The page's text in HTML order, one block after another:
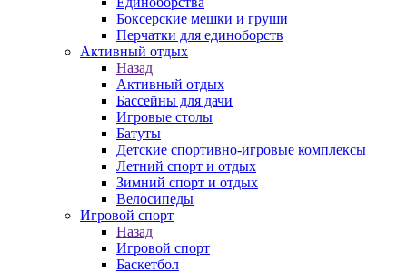
Боксерские мешки и груши
Перчатки для единоборств
Активный отдых
Назад
Активный отдых
Бассейны для дачи
Игровые столы
Батуты
Детские спортивно-игровые комплексы
Летний спорт и отдых
Зимний спорт и отдых
Велосипеды
Игровой спорт
Назад
Игровой спорт
Баскетбол